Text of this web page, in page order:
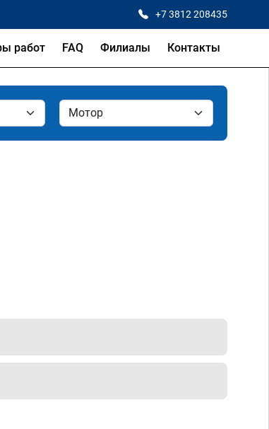
+7 3812 208435
работ FAQ Филиалы Контакты